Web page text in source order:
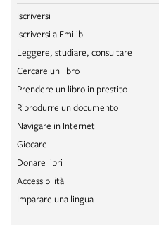
Iscriversi
Iscriversi a Emilib
Leggere, studiare, consultare
Cercare un libro
Prendere un libro in prestito
Riprodurre un documento
Navigare in Internet
Giocare
Donare libri
Accessibilità
Imparare una lingua